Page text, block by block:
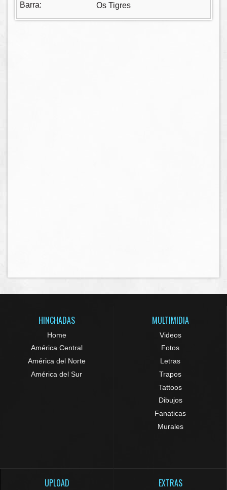
Os Tigres
HINCHADAS
Home
América Central
América del Norte
América del Sur
MULTIMIDIA
Videos
Fotos
Letras
Trapos
Tattoos
Dibujos
Fanaticas
Murales
UPLOAD EXTRAS